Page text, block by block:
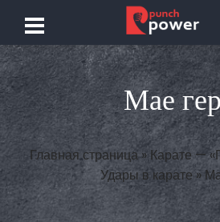
Мае
Главная страница» Карате —
Удары в карате »